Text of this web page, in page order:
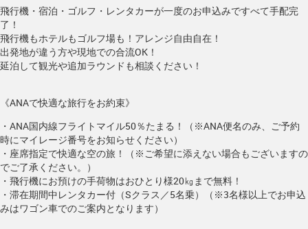
飛行機・宿泊・ゴルフ・レンタカーが一度のお申込みですべて手配完
了！
飛行機もホテルもゴルフ場も！アレンジ自由自在！
出発地が違う方や現地での合流OK！
延泊して観光や追加ラウンドも相談ください！
《ANAで快適な旅行をお約束》
・ANA国内線フライトマイル50％たまる！（※ANA便名のみ、ご予約
時にマイレージ番号をお知らせください）
・座席指定で快適な空の旅！（※ご希望に添えない場合もございますの
でご了承ください。）
・飛行機にお預けの手荷物はおひとり様20㎏まで無料！
・滞在期間中レンタカー付（Sクラス／5名乗）（※3名様以上でお申込
みはワゴン車でのご案内となります）